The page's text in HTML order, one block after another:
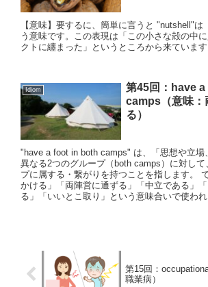
【意味】要するに、簡単に言うと "nutshell"は
う意味です。この表現は「この小さな殻の中
クトに纏まった」というところから来ています
Idiom
第45回：have
camps（意味：
る）
"have a foot in both camps" は、「思想や立場
異なる2つのグループ（both camps）に対し
プに属する・繋がりを持つことを指します。
かける」「両陣営に通ずる」「中立である」
る」「いいとこ取り」という意味合いで使われ
第15回：
職業病）